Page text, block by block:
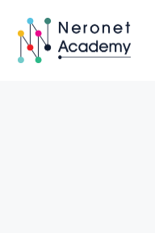
المحتوى